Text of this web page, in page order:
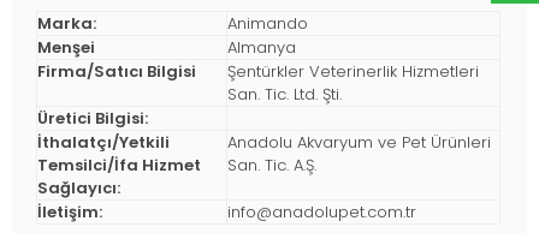
Marka:
Animando
Menşei
Almanya
Firma/Satıcı Bilgisi
Şentürkler Veterinerlik Hizmetleri
San. Tic. Ltd. Şti.
Üretici Bilgisi:
İthalatçı/Yetkili
Temsilci/İfa Hizmet
Sağlayıcı:
Anadolu Akvaryum ve Pet Ürünleri
San. Tic. A.Ş.
İletişim: info@anadolupet.com.tr